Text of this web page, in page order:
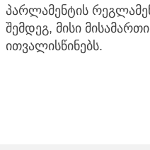
პარლამენტის
შემდეგ, მისი
ითვალისწინებს.